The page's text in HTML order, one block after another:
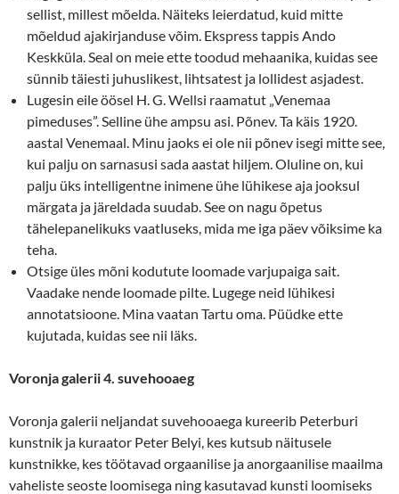
sellist, millest mõelda. Näiteks leierdatud, kuid mitte
mõeldud ajakirjanduse võim. Ekspress tappis Ando
Keskküla. Seal on meie ette toodud mehaanika, kuidas see
sünnib täiesti juhuslikest, lihtsatest ja lollidest asjadest.
Lugesin eile öösel H. G. Wellsi raamatut „Venemaa
pimeduses”. Selline ühe ampsu asi. Põnev. Ta käis 1920.
aastal Venemaal. Minu jaoks ei ole nii põnev isegi mitte see,
kui palju on sarnasusi sada aastat hiljem. Oluline on, kui
palju üks intelligentne inimene ühe lühikese aja jooksul
märgata ja järeldada suudab. See on nagu õpetus
tähelepanelikuks vaatluseks, mida me iga päev võiksime ka
teha.
Otsige üles mõni kodutute loomade varjupaiga sait.
Vaadake nende loomade pilte. Lugege neid lühikesi
annotatsioone. Mina vaatan Tartu oma. Püüdke ette
kujutada, kuidas see nii läks.
Voronja galerii 4. suvehooaeg
Voronja galerii neljandat suvehooaega kureerib Peterburi
kunstnik ja kuraator Peter Belyi, kes kutsub näitusele
kunstnikke, kes töötavad orgaanilise ja anorgaanilise maailma
vaheliste seoste loomisega ning kasutavad kunsti loomiseks